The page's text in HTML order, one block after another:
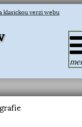
klasickou verzi webu